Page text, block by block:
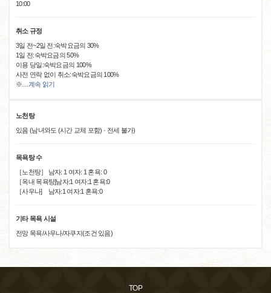
10:00
취소 규정
3일 전~2일 전:숙박요금의 30%
1일 전:숙박요금의 50%
이용 당일:숙박요금의 100%
사전 연락 없이 취소:숙박요금의 100%
※
계속 읽기
노천탕
있음 (남녀와도 (시간 교체 포함) · 전세 불가)
목욕탕 수
［노천탕］ 남자: 1 여자: 1 혼욕: 0
［옥내 목욕탕]남자:1 여자:1 혼욕:0
［사우나] 남자:1 여자:1 혼욕:0
기타 목욕 시설
전망 목욕/사우나/자쿠지(조건 있음)
TOP